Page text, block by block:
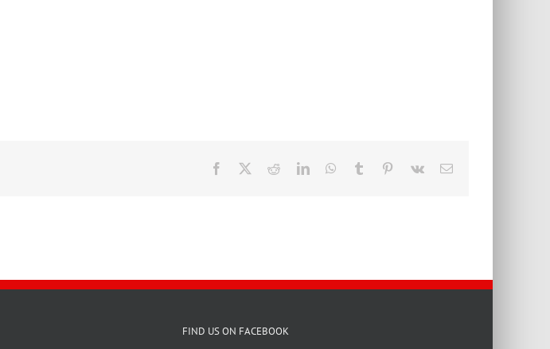
Facebook RedditLinkedInWhatsApp
Tumblr Pinterest
Vk
E-
FIND US ON FACEBOOK